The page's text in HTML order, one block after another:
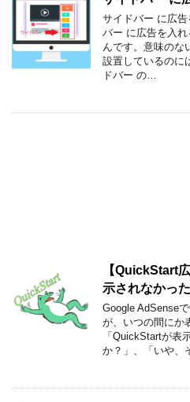
サイドバー に広
バー に広告を入
んです。意味のな
設置しているのに
ドバー の…
【QuickStart
示されなかっ
Google AdSense
が、いつの間にか
「QuickStartが表
か？」、「いや、